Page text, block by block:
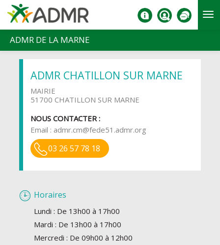
Aller au contenu principal
ADMR DE LA MARNE
ADMR CHATILLON SUR MARNE
MAIRIE
51700 CHATILLON SUR MARNE
NOUS CONTACTER :
Email : admr.cm@fede51.admr.org
03 26 57 78 18
Horaires
Lundi : De 13h00 à 17h00
Mardi : De 13h00 à 17h00
Mercredi : De 09h00 à 12h00